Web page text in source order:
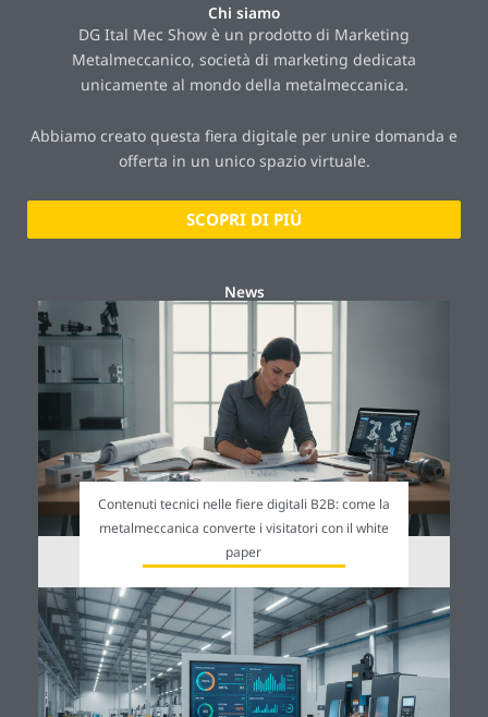
Chi siamo
DG Ital Mec Show è un prodotto di Marketing
Metalmeccanico, società di marketing dedicata
unicamente al mondo della metalmeccanica.
Abbiamo creato questa fiera digitale per unire domanda e
offerta in un unico spazio virtuale.
SCOPRI DI PIÙ
News
Contenuti tecnici nelle fiere digitali B2B: come la
metalmeccanica converte i visitatori con il white
paper